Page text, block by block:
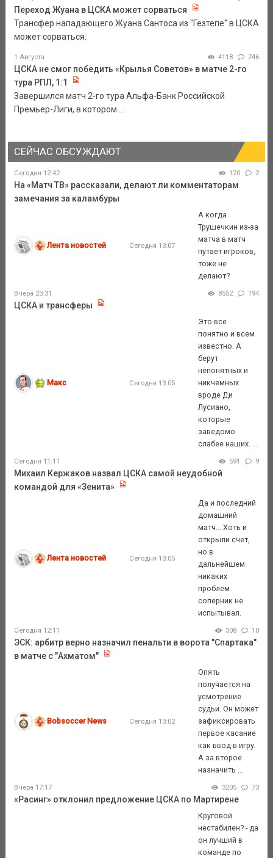
Переход Жуана в ЦСКА может сорваться
Трансфер нападающего Жуана Сантоса из "Гезтепе" в ЦСКА
может сорваться.
1 Августа 4118 246
ЦСКА не смог победить «Крылья Советов» в матче 2-го
тура РПЛ, 1:1
Завершился матч 2-го тура Альфа-Банк Российской
Премьер-Лиги, в котором ...
СЕЙЧАС ОБСУЖДАЮТ
Сегодня 12:42 120 2
На «Матч ТВ» рассказали, делают ли комментаторам
замечания за каламбуры
Лента новостей Сегодня 13:07
А когда
Трушечкин из-за
матча в матч
путает игроков,
тоже не
делают?
Вчера 23:31 8552 194
ЦСКА и трансферы
Макс Сегодня 13:05
Это все
понятно и всем
известно. А
берут
непонятных и
никчемных
вроде Ди
Лусиано,
которые
заведомо
слабее наших. ...
Сегодня 11:11 591 9
Михаил Кержаков назвал ЦСКА самой неудобной
командой для «Зенита»
Лента новостей Сегодня 13:05
Да и последний
домашний
матч... Хоть и
открыли счет,
но в
дальнейшем
никаких
проблем
соперник не
испытывал.
Сегодня 12:11 308 10
ЭСК: арбитр верно назначил пенальти в ворота "Спартака"
в матче с "Ахматом"
Bobsoccer News Сегодня 13:02
Опять
получается на
усмотрение
судьи. Он может
зафиксировать
первое касание
как ввод в игру.
А за второе
назначить ...
Вчера 17:17 3205 73
«Расинг» отклонил предложение ЦСКА по Мартирене
Круговой
нестабилен? - да
он лучший в
команде по